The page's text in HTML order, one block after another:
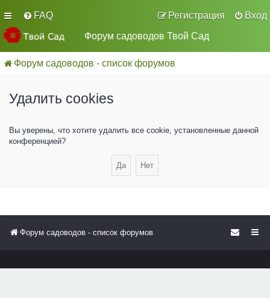
FAQ Вход
Регистрация
Форум садоводов Твой Сад
Форум садоводов - список форумов
Удалить cookies
Вы уверены, что хотите удалить все cookie, установленные данной
конференцией?
Форум садоводов - список форумов